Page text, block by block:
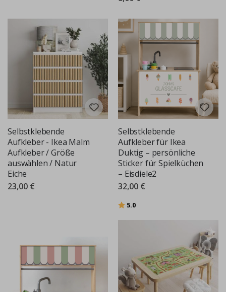
Selbstklebende
Aufkleber - Ikea Malm
Aufkleber / Größe
auswählen / Natur
Eiche
23,00 €
Selbstklebende
Aufkleber für Ikea
Duktig – persönliche
Sticker für Spielküchen
– Eisdiele2
32,00 €
Bewertung:
5.0